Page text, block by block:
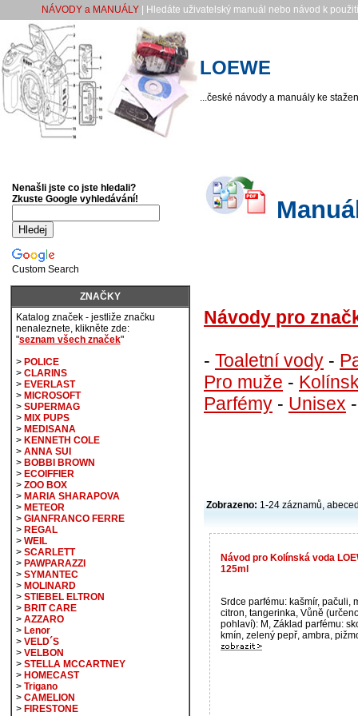
NÁVODY a MANUÁLY| Hledáte uživatelský manuál nebo návod k
LOEWE
...české návody a manuály ke
Návody pro
- Toaletní vody -
Pro muže -
Parfémy - Unisex
Zobrazeno: 1-24 záznamů,
Návod pro Kolínská voda
125ml
Srdce parfému: kašmír, pačuli,
citron, tangerinka, Vůně
pohlaví): M, Základ parfému:
kmín, zelený pepř, ambra,
Nenašli jste co jste hledali?
Zkuste Google vyhledávání!
Custom Search
ZNAČKY
Katalog značek - jestliže značku
nenaleznete, klikněte zde:
"seznam všech značek"
> POLICE
> CLARINS
> EVERLAST
> MICROSOFT
> SUPERMAG
> MIX PUPS
> MEDISANA
> KENNETH COLE
> ANNA SUI
> BOBBI BROWN
> ECOIFFIER
> ZOO BOX
> MARIA SHARAPOVA
> METEOR
> GIANFRANCO FERRE
> REGAL
> WEIL
> SCARLETT
> PAWPARAZZI
> SYMANTEC
> MOLINARD
> STIEBEL ELTRON
> BRIT CARE
> AZZARO
> Lenor
> VELD´S
> VELBON
> STELLA MCCARTNEY
> HOMECAST
> Trigano
> CAMELION
> FIRESTONE